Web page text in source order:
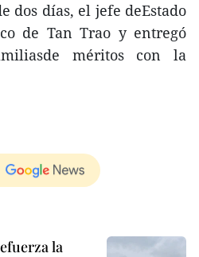
dos días, el jefe deEstado
de Tan Trao y entregó
méritos con la
la